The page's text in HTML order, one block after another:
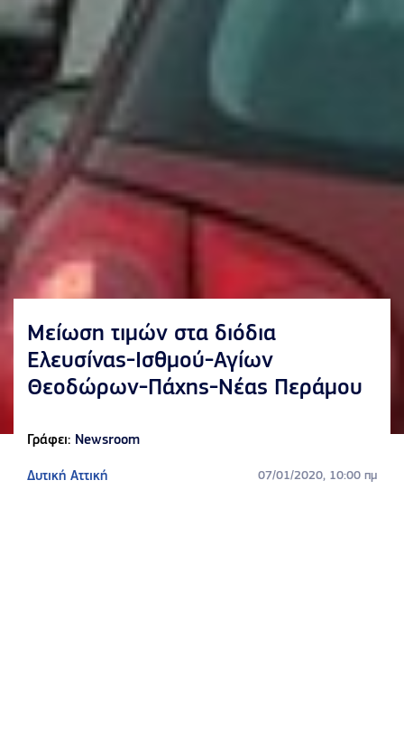
Μείωση τιμών στα διόδια
Ελευσίνας-Ισθμού-Αγίων
Θεοδώρων-Πάχης-Νέας Περάμου
Γράφει: Newsroom
Δυτική Αττική 07/01/2020, 10:00 πμ